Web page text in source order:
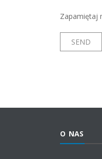
Zapamiętaj
O NAS